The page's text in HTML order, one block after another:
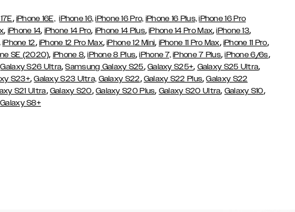
, iPhone 16E, iPhone 16, iPhone 16 Pro, iPhone 16 Plus, iPhone 16 Pro
, iPhone 14, iPhone 14 Pro, iPhone 14 Plus,iPhone 14 Pro Max,iPhone 13,
iPhone 12, iPhone 12 Pro Max,iPhone 12 Mini, iPhone 11 Pro Max, iPhone 11 Pro,
SE (2020), iPhone 8,iPhone 8 Plus,iPhone 7, iPhone 7 Plus,iPhone 6/6s,
Galaxy S26 Ultra,Samsung Galaxy S25, Galaxy S25+, Galaxy S25 Ultra,
S23+,Galaxy S23 Ultra, Galaxy S22, Galaxy S22 Plus,Galaxy S22
S21 Ultra, Galaxy S20, Galaxy S20 Plus, Galaxy S20 Ultra, Galaxy S10,
Galaxy S8+